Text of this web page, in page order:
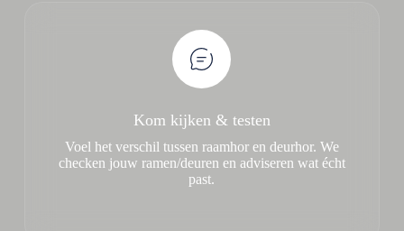
Kom kijken & testen
Voel het verschil tussen raamhor en deurhor. We
checken jouw ramen/deuren en adviseren wat écht
past.